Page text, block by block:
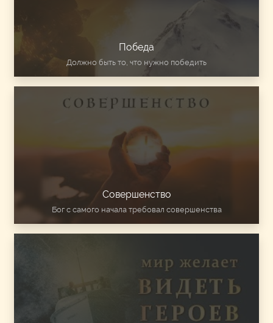
Победа
Должно быть то, что нужно победить
Совершенство
Бог с самого начала требовал совершенства